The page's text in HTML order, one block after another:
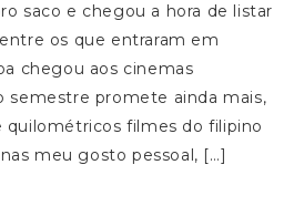
saco e chegou a hora de listar
os que entraram em
chegou aos cinemas
semestre promete ainda mais,
quilométricos filmes do filipino
meu gosto pessoal, […]